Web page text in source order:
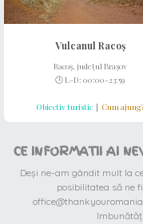
Vulcanul Racoș
Racoș, județul Brașov
🕒 L-D: 00:00-23:59
Obiectiv turistic | Cum
CE INFORMATII AI
Deși ne-am gândit mult la
posibilitatea să ne